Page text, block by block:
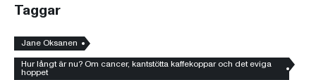
Taggar
Jane Oksanen
Hur långt är nu? Om cancer, kantstötta kaffekoppar och det eviga
hoppet